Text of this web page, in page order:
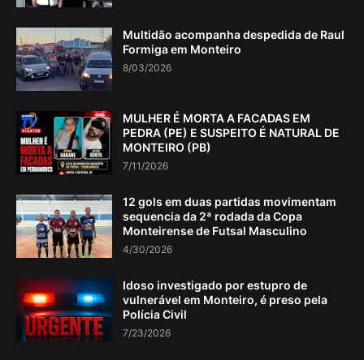
Multidão acompanha despedida de Raul
Formiga em Monteiro
8/03/2026
MULHER É MORTA A FACADAS EM
PEDRA (PE) E SUSPEITO É NATURAL DE
MONTEIRO (PB)
7/11/2026
12 gols em duas partidas movimentam
sequencia da 2ª rodada da Copa
Monteirense de Futsal Masculino
4/30/2026
Idoso investigado por estupro de
vulnerável em Monteiro, é preso pela
Polícia Civil
7/23/2026